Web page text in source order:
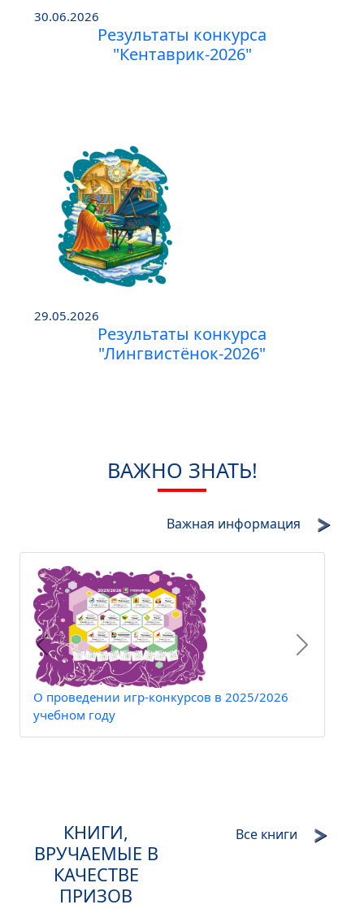
30.06.2026
Результаты конкурса
"Кентаврик-2026"
29.05.2026
Результаты конкурса
"Лингвистёнок-2026"
ВАЖНО ЗНАТЬ!
Важная информация
2025/2026
О подведении итогов конкурсов и
Предыдущий
КНИГИ,
ВРУЧАЕМЫЕ В
КАЧЕСТВЕ
ПРИЗОВ
Все книги